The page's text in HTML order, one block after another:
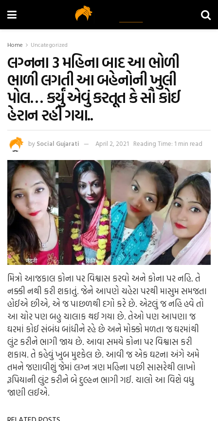
Home Uncategorized
લગ્નના 3 મહિના બાદ આ ભોળી
ભાળી લગતી આ બહેનોની ખુલી
પોલ… કર્યું એવું કરતૂત કે સૌ કોઈ
હેરાન રહી ગયા..
by Social Gujarati April 2, 2021 Reading Time: 1 min read
મિત્રો આજકાલ કોના પર વિશ્વાસ કરવો અને કોના પર નહિ. તે
નક્કી નથી કરી શકાતું. જેને આપણે ચહેરા પરથી માસુમ સમજતા
હોઈએ છીએ, એ જ પાછળથી દગો કરે છે. એટલું જ નહિ હવે તો
આ ચોર પણ બહુ ચાલાક થઈ ગયા છે. તેઓ પણ આપણા જ
ઘરમાં કોઈ સંબંધ બાંધીને રહે છે અને મોક્કો મળતા જ ઘરમાંથી
લુંટ કરીને ભાગી જાય છે. આવા સમયે કોના પર વિશ્વાસ કરી
શકાય. તે કહેવું ખુબ મુશ્કેલ છે. આવી જ એક ઘટના અંગે અમે
તમને જણાવીશું જેમાં લગ્ન ત્રણ મહિના પછી સાસરેથી લાખો
રૂપિયાની લુંટ કરીને બે દુલ્હન ભાગી ગઈ. ચાલો આ વિશે વધુ
જાણી લઈએ.